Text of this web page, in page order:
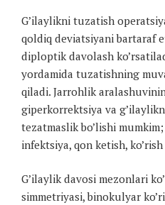
G’ilaylikni tuzatish
qoldiq deviatsiyani bartaraf
diploptik davolash
yordamida tuzatishning
qiladi. Jarrohlik
giperkorrektsiya va
tezatmaslik bo’lishi
infektsiya, qon ketish,
G’ilaylik davosi mezonlari
simmetriyasi, binokulyar